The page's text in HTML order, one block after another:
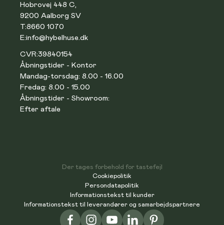
Hobrovej 448 C,
9200 Aalborg SV
T:8660 1070
E:info@hybelhuse.dk
CVR:39840154
Åbningstider - Kontor
Mandag-torsdag: 8.00 - 16.00
Fredag: 8.00 - 15.00
Åbningstider - Showroom:
Efter aftale
Cookiepolitik
Persondatapolitik
Informationstekst til kunder
Informationstekst til leverandører og samarbejdspartnere
Der tages forbehold for tastefejl